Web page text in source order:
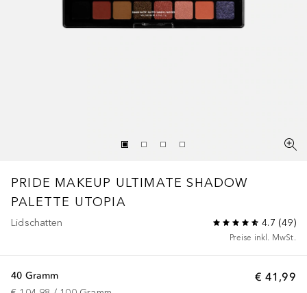
PRIDE MAKEUP ULTIMATE SHADOW
PALETTE UTOPIA
Lidschatten 4.7 (49)
Preise inkl. MwSt.
€ 41,99
40 Gramm